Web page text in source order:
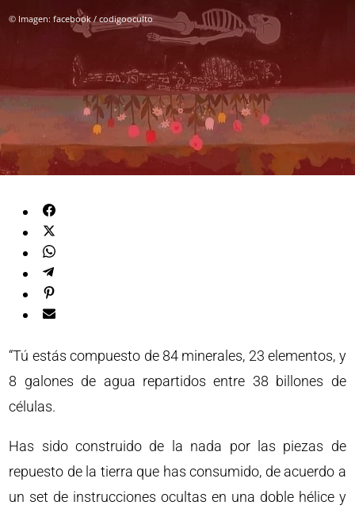
© Imagen: facebook / codigooculto
“Tú estás compuesto de 84 minerales, 23 elementos, y
8 galones de agua repartidos entre 38 billones de
células.
Has sido construido de la nada por las piezas de
repuesto de la tierra que has consumido, de acuerdo a
un set de instrucciones ocultas en una doble hélice y